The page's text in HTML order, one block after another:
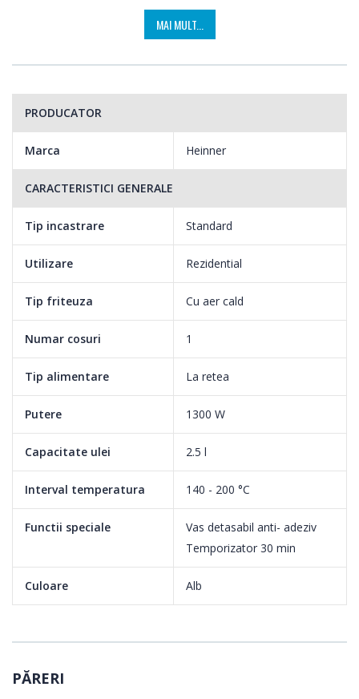
MAI MULT...
PRODUCATOR
Marca Heinner
CARACTERISTICI GENERALE
Tip incastrare Standard
Utilizare Rezidential
Tip friteuza Cu aer cald
Numar cosuri 1
Tip alimentare La retea
Putere 1300 W
Capacitate ulei 2.5 l
Interval temperatura 140 - 200 °C
Functii speciale
Vas detasabil anti- adeziv
Temporizator 30 min
Culoare Alb
PĂRERI